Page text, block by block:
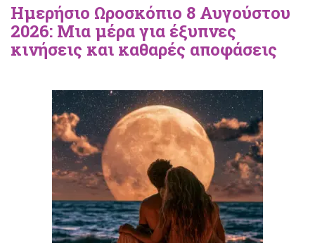
Ημερήσιο Ωροσκόπιο 8 Αυγούστου
2026: Μια μέρα για έξυπνες
κινήσεις και καθαρές αποφάσεις